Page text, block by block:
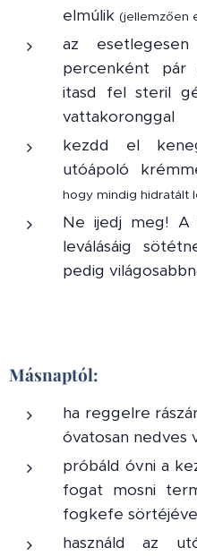
elmúlik (jellemzően
az
percenként pár
itasd fel steril
vattakoronggal
kezdd el
utóápoló
hogy mindig hidratált
Ne ijedj meg! A
leválásáig
pedig
Másnaptól:
ha reggelre
óvatosan nedves
próbáld óvni a
fogat mosni
fogkefe
használd az